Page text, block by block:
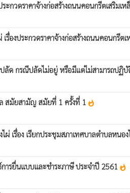
ระกวดราคาจ้างก่อสร้างถนนคอนกรีตเสริ
รื่องประกวดราคาจ้างก่อสร้างถนนคอนกรี
ลัด กรณีปลัดไม่อยู่ หรือมีแต่ไม่สามารถปฏิบั
ล สมัยสามัญ สมัยที่ 1 ครั้งที่ 1 whatshot
ผ่ เรื่อง เรียกประชุมสภาเทศบาลตำบลห
ารยื่นแบบและชำระภาษี ประจำปี 2561 whatshot